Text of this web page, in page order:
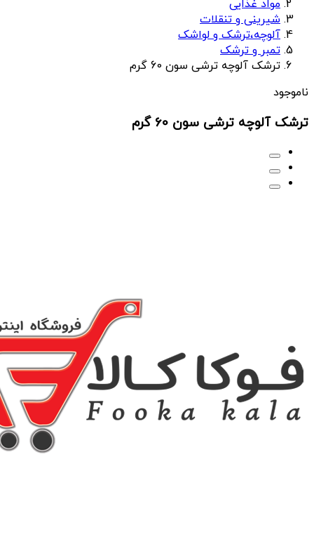
مواد غذایی
شیرینی و تنقلات
آلوچه،ترشک و لواشک
تمبر و ترشک
ترشک آلوچه ترشی سون 60 گرم
ناموجود
ترشک آلوچه ترشی سون 60 گرم